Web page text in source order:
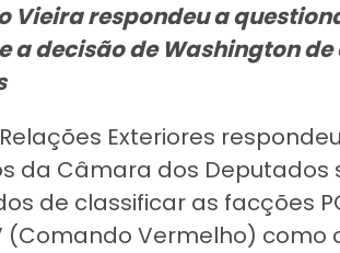
Vieira respondeu a
a decisão de Washington de
Exteriores
da Câmara dos Deputados
de classificar as facções
(Comando Vermelho) como